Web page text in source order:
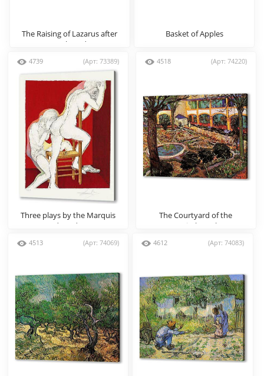
The Raising of Lazarus after
Rembrandt
Basket of Apples
4739 (Арт: 73389)
Three plays by the Marquis
de Sade
4518 (Арт: 74220)
The Courtyard of the
Hospital at Arles
4513 (Арт: 74069) 4612 (Арт: 74083)